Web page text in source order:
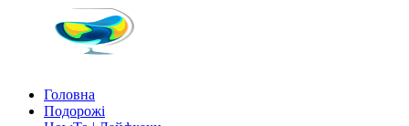
Головна
Подорожі